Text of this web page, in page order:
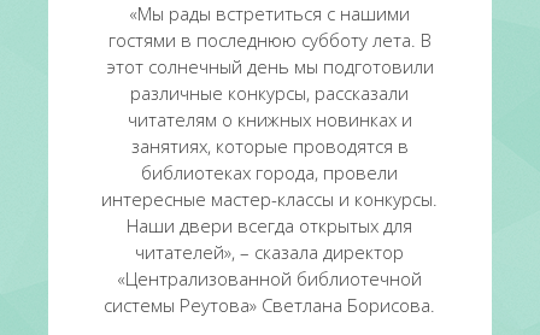
«Мы рады встретиться с нашими
гостями в последнюю субботу лета. В
этот солнечный день мы подготовили
различные конкурсы, рассказали
читателям о книжных новинках и
занятиях, которые проводятся в
библиотеках города, провели
интересные мастер-классы и конкурсы.
Наши двери всегда открытых для
читателей», – сказала директор
«Централизованной библиотечной
системы Реутова» Светлана Борисова.